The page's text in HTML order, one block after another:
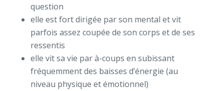
question
elle est fort dirigée par son mental et vit
parfois assez coupée de son corps et de ses
ressentis
elle vit sa vie par à-coups en subissant
fréquemment des baisses d’énergie (au
niveau physique et émotionnel)